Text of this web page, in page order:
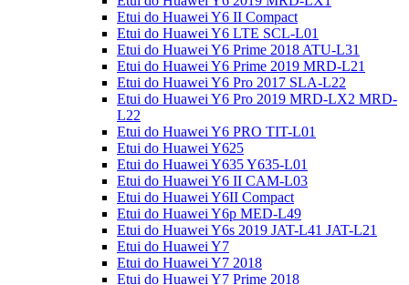
Etui do Huawei Y6 II Compact
Etui do Huawei Y6 LTE SCL-L01
Etui do Huawei Y6 Prime 2018 ATU-L31
Etui do Huawei Y6 Prime 2019 MRD-L21
Etui do Huawei Y6 Pro 2017 SLA-L22
Etui do Huawei Y6 Pro 2019 MRD-LX2 MRD-
L22
Etui do Huawei Y6 PRO TIT-L01
Etui do Huawei Y625
Etui do Huawei Y635 Y635-L01
Etui do Huawei Y6 II CAM-L03
Etui do Huawei Y6II Compact
Etui do Huawei Y6p MED-L49
Etui do Huawei Y6s 2019 JAT-L41 JAT-L21
Etui do Huawei Y7
Etui do Huawei Y7 2018
Etui do Huawei Y7 Prime 2018